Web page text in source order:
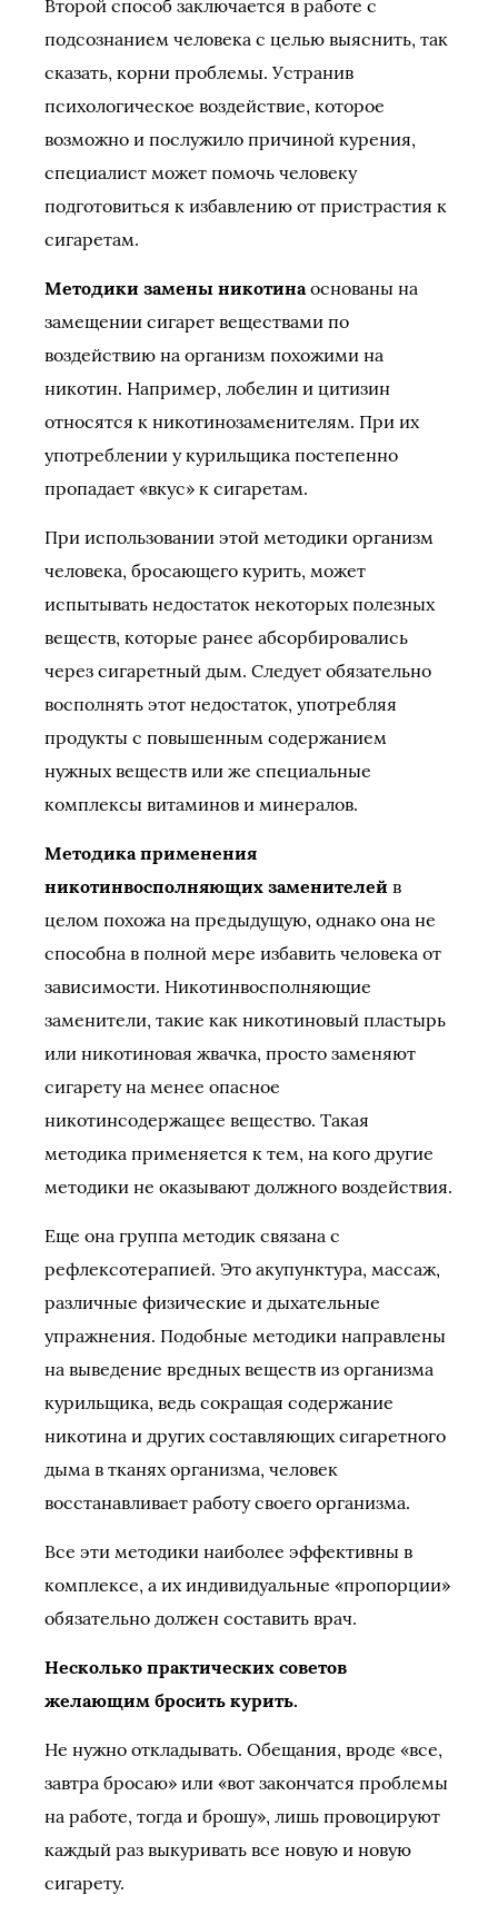
Второй способ заключается в работе с
подсознанием человека с целью выяснить, так
сказать, корни проблемы. Устранив
психологическое воздействие, которое
возможно и послужило причиной курения,
специалист может помочь человеку
подготовиться к избавлению от пристрастия к
сигаретам.
Методики замены никотинаоснованы на
замещении сигарет веществами по
воздействию на организм похожими на
никотин. Например, лобелин и цитизин
относятся к никотинозаменителям. При их
употреблении у курильщика постепенно
пропадает «вкус» к сигаретам.
При использовании этой методики организм
человека, бросающего курить, может
испытывать недостаток некоторых полезных
веществ, которые ранее абсорбировались
через сигаретный дым. Следует обязательно
восполнять этот недостаток, употребляя
продукты с повышенным содержанием
нужных веществ или же специальные
комплексы витаминов и минералов.
Методика применения
никотинвосполняющих заменителей в
целом похожа на предыдущую, однако она не
способна в полной мере избавить человека от
зависимости. Никотинвосполняющие
заменители, такие как никотиновый пластырь
или никотиновая жвачка, просто заменяют
сигарету на менее опасное
никотинсодержащее вещество. Такая
методика применяется к тем, на кого другие
методики не оказывают должного воздействия.
Еще она группа методик связана с
рефлексотерапией. Это акупунктура, массаж,
различные физические и дыхательные
упражнения. Подобные методики направлены
на выведение вредных веществ из организма
курильщика, ведь сокращая содержание
никотина и других составляющих сигаретного
дыма в тканях организма, человек
восстанавливает работу своего организма.
Все эти методики наиболее эффективны в
комплексе, а их индивидуальные «пропорции»
обязательно должен составить врач.
Несколько практических советов
желающим бросить курить.
Не нужно откладывать. Обещания, вроде «все,
завтра бросаю» или «вот закончатся проблемы
на работе, тогда и брошу», лишь провоцируют
каждый раз выкуривать все новую и новую
сигарету.